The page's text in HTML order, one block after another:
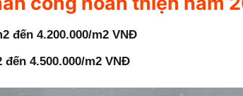
đến 4.200.000/m2 VNĐ
4.500.000/m2 VNĐ